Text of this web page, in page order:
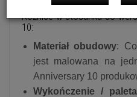
Różnice w stosunku do
10:
Materiał obudowy:
jest malowana na
Anniversary 10
Wykończenie /